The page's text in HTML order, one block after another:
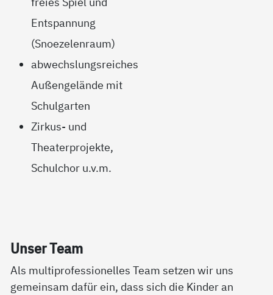
Entspannung
(Snoezelenraum)
abwechslungsreiches
Außengelände mit
Schulgarten
Zirkus- und
Theaterprojekte,
Schulchor u.v.m.
Un­ser Team
Als multiprofessionelles Team setzen wir uns
gemeinsam dafür ein, dass sich die Kinder an